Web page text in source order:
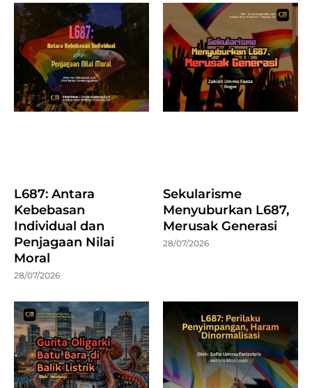
L687: Antara
Kebebasan
Individual dan
Penjagaan Nilai
Moral
28/07/2026
Sekularisme
Menyuburkan L687,
Merusak Generasi
28/07/2026